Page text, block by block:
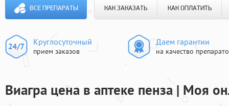
ВСЕ ПРЕПАРАТЫ КАК ЗАКАЗАТЬ КАК ОПЛАТИТЬ
Круглосуточный
прием заказов
Даем гарантии
на качество
Виагра цена в аптеке пенза | Моя